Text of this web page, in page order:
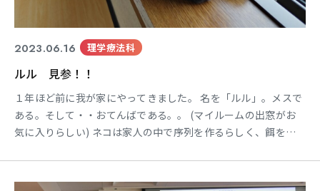
2023.06.16 理学療法科
ルル 見参！！
１年ほど前に我が家にやってきました。 名を「ルル」。メスで
ある。そして・・おてんばである。。 (マイルームの出窓がお
気に入りらしい) ネコは家人の中で序列を作るらしく、餌をく
トイレ掃除担当のミスターＴは序列最下位らしい(T_T) ミスタ
ーＴの部屋には入ってくるけど・・自分にはスリスリはして来